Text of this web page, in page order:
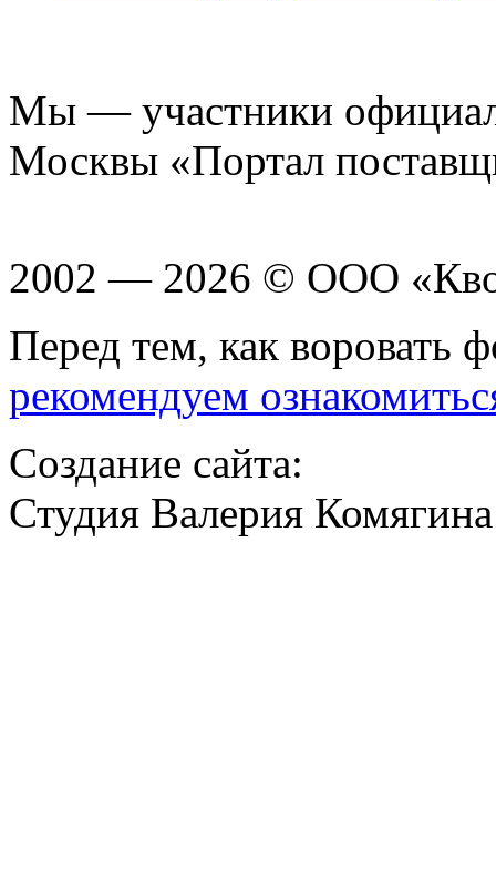
Мы — участники
Москвы «Портал
2002 — 2026 © ООО
Перед тем, как воровать
рекомендуем
Создание сайта:
Студия Валерия Комягина